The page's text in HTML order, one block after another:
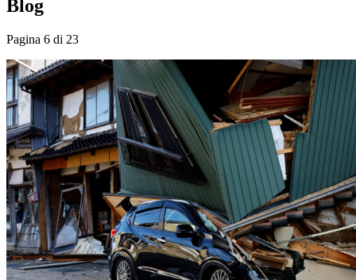
Blog
Pagina 6 di 23